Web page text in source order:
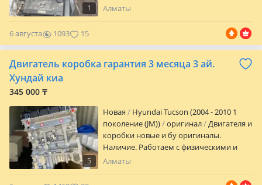
1
Алматы
6 августа 1093 15
Двигатель коробка гарантия 3 месяца 3 ай.
Хундай киа
345 000 ₸
5
Новая
Hyundai Tucson (2004 - 2010 1
поколение (JM))
оригинал
Двигателя и
коробки новые и бу оригиналы.
Наличие. Работаем с физическими и
юридическими лицами. Гарантия 3мес и
Алматы